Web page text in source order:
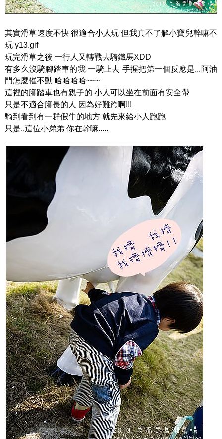
其實滑草速度不快 很適合小人玩 但我真不了解小寶兒幹嘛不
玩 y13.gif
玩完滑草之後 一行人又轉戰去騎鐵馬XDD
有多久沒騎腳踏車的我 一騎上去 手握把第一個反應是...阿油
門怎麼催不動 哈哈哈哈~~~
這裡的腳踏車也有親子的 小人可以坐在前面有安全帶
只是不適合腳長的人 因為好難跨啊!!!
騎到看到有一群假牛的地方 就先來給小人跑跑
只是..這位小弟弟 你在幹嘛.....